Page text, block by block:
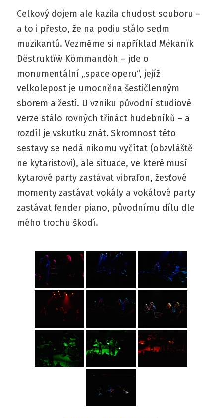
Celkový dojem ale kazila chudost souboru –
a to i přesto, že na podiu stálo sedm
muzikantů. Vezměme si například Mëkanïk
Dëstruktïẁ Kömmandöh – jde o
monumentální „space operu“, jejíž
velkolepost je umocněna šestičlenným
sborem a žesti. U vzniku původní studiové
verze stálo rovných třináct hudebníků – a
rozdíl je vskutku znát. Skromnost této
sestavy se nedá nikomu vyčítat (obzvláště
ne kytaristovi), ale situace, ve které musí
kytarové party zastávat vibrafon, žesťové
momenty zastávat vokály a vokálové party
zastávat fender piano, původnímu dílu dle
mého trochu škodí.